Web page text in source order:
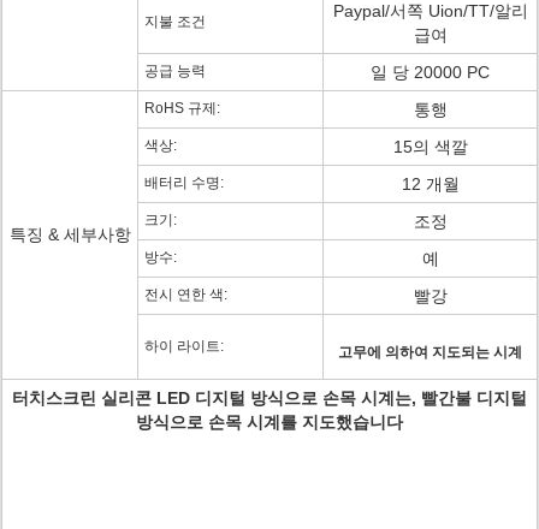
지불 조건
Paypal/서쪽 Uion/TT/알리
급여
공급 능력 일 당 20000 PC
특징 & 세부사항
RoHS 규제: 통행
색상: 15의 색깔
배터리 수명: 12 개월
크기: 조정
방수: 예
전시 연한 색: 빨강
하이 라이트: 고무에 의하여 지도되는 시계
터치스크린 실리콘 LED 디지털 방식으로 손목 시계는, 빨간불 디지털
방식으로 손목 시계를 지도했습니다